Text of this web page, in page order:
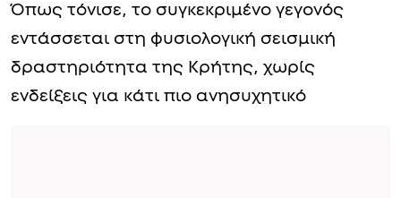
Όπως τόνισε, το συγκεκριμένο γεγονός
εντάσσεται στη φυσιολογική σεισμική
δραστηριότητα της Κρήτης, χωρίς
ενδείξεις για κάτι πιο ανησυχητικό